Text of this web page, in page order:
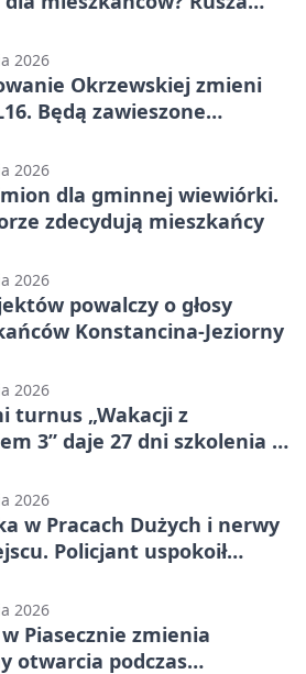
2026
Okrzewskiej zmieni
Będą zawieszone
2026
dla gminnej wiewiórki.
zdecydują mieszkańcy
2026
powalczy o głosy
Konstancina-Jeziorny
2026
turnus „Wakacji z
3” daje 27 dni szkolenia i
2026
w Pracach Dużych i nerwy
Policjant uspokoił
2026
Piasecznie zmienia
otwarcia podczas